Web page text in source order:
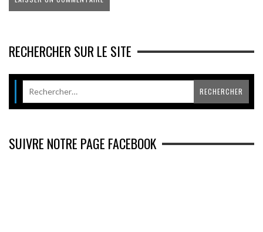
RECHERCHER SUR LE SITE
SUIVRE NOTRE PAGE FACEBOOK